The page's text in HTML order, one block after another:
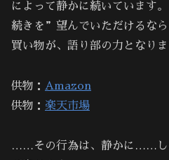
によって静かに続いています
続きを”望んでいただけるな
買い物が、語り部の力となりま
供物： Amazon
供物： 楽天市場
……その行為は、静かに……し